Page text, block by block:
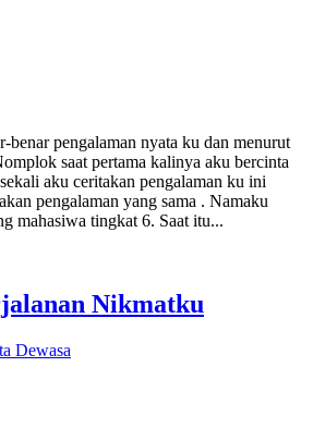
benar pengalaman nyata ku dan menurut
saat pertama kalinya aku bercinta
aku ceritakan pengalaman ku ini
pengalaman yang sama . Namaku
mahasiwa tingkat 6. Saat itu...
Nikmatku
Dewasa